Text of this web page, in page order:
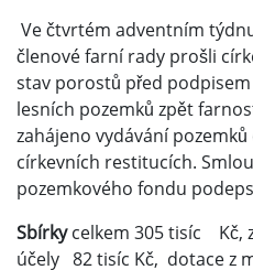
Ve čtvrtém adventním
členové farní rady prošli
stav porostů před
lesních pozemků zpět
zahájeno vydávání
církevních restitucích.
pozemkového fondu
Sbírkycelkem 305 tisíc Kč,
účely 82 tisíc Kč, dotace z